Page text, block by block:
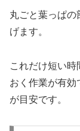
丸ごと葉っぱの
げます。
これだけ短い
おく作業が有効
が目安です。